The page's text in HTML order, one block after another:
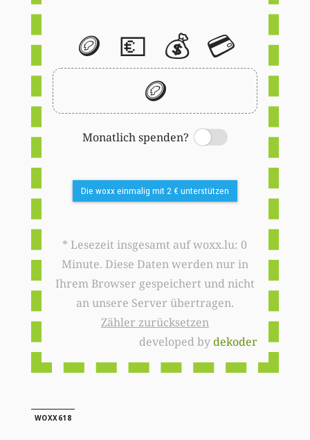
🪙 💶 💰 💳
🪙
Monatlich spenden?
Switch
Die woxx einmalig mit 2 € unterstützen
* Lesezeit insgesamt auf woxx.lu: 0
Minute. Diese Daten werden nur in
Ihrem Browser gespeichert und nicht
an unsere Server übertragen.
Zähler zurücksetzen
developed bydekoder
WOXX618